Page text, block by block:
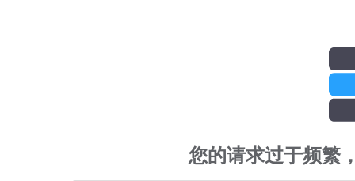
您的请求过于频繁